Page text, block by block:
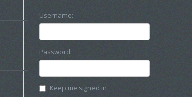
Username:
Password:
Keep me signed in